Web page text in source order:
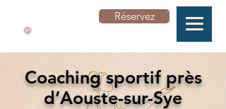
Réservez
Coaching sportif près
d’Aouste-sur-Sye